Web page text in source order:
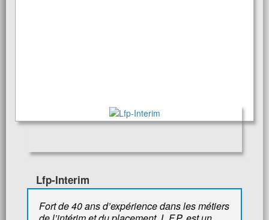
Lfp-Interim
Fort de 40 ans d’expérience dans les métiers